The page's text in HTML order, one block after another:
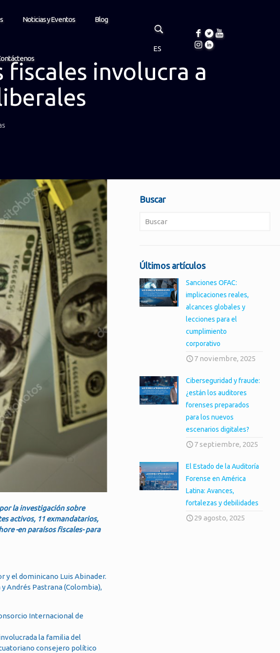
Noticias y Eventos Blog
ES
fiscales involucra a
la investigación sobre
activos, 11 exmandatarios,
-en paraísos fiscales- para
y el dominicano Luis Abinader.
Andrés Pastrana (Colombia),
la familia del
consejero político
Buscar
Últimos artículos
Sanciones OFAC:
implicaciones reales,
alcances globales y
lecciones para el
cumplimiento
corporativo
7 noviembre, 2025
Ciberseguridad y fraude:
¿están los auditores
forenses preparados
para los nuevos
escenarios digitales?
7 septiembre, 2025
El Estado de la Auditoría
Forense en América
Latina: Avances,
fortalezas y debilidades
29 agosto, 2025